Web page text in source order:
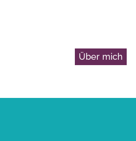
Über mich